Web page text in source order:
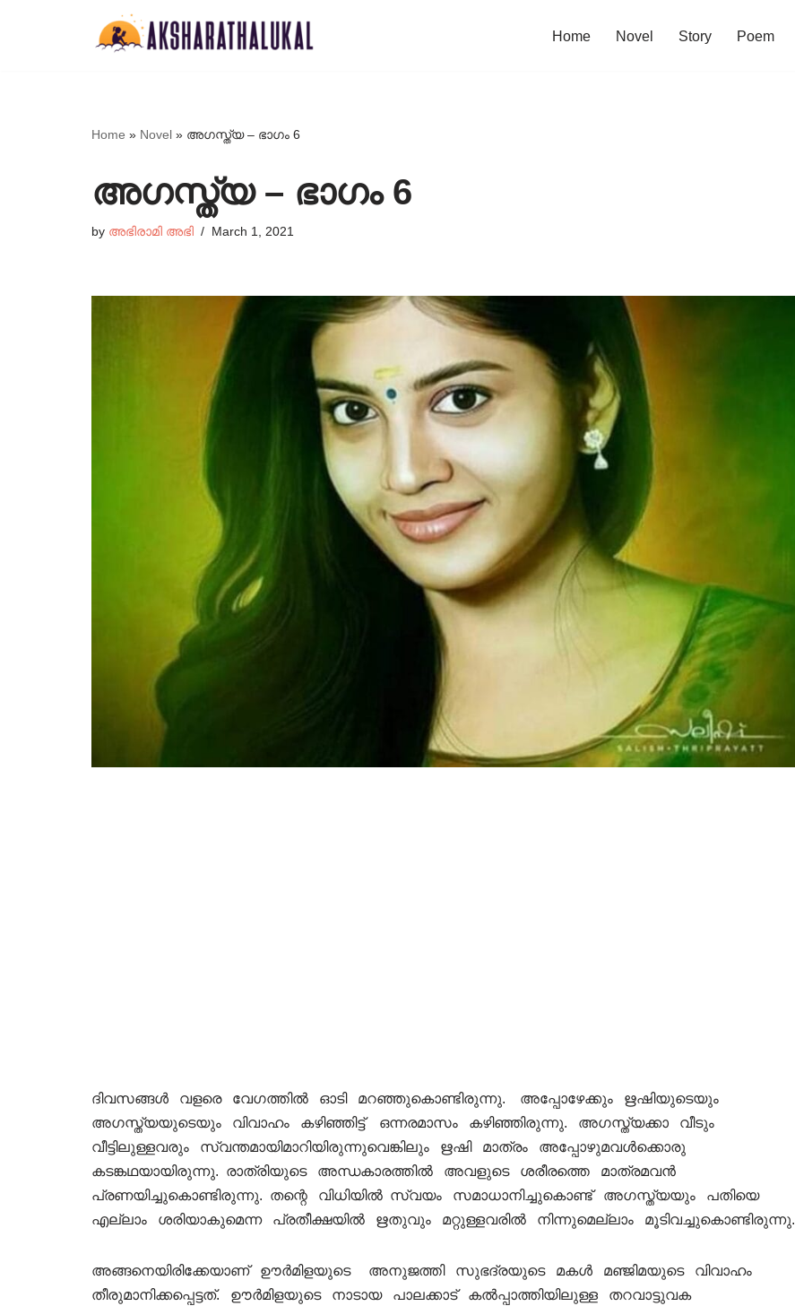
Home Novel Story Poem
Home » Novel » അഗസ്ത്യ – ഭാഗം 6
അഗസ്ത്യ – ഭാഗം 6
by അഭിരാമി അഭി March 1, 2021
ദിവസങ്ങൾ വളരെ വേഗത്തിൽ ഓടി മറഞ്ഞുകൊണ്ടിരുന്നു. അപ്പോഴേക്കും ഋഷിയുടെയും
അഗസ്ത്യയുടെയും വിവാഹം കഴിഞ്ഞിട്ട് ഒന്നരമാസം കഴിഞ്ഞിരുന്നു. അഗസ്ത്യക്കാ വീടും
വീട്ടിലുള്ളവരും സ്വന്തമായിമാറിയിരുന്നുവെങ്കിലും ഋഷി മാത്രം അപ്പോഴുമവൾക്കൊരു
കടങ്കഥയായിരുന്നു. രാത്രിയുടെ അന്ധകാരത്തിൽ അവളുടെ ശരീരത്തെ മാത്രമവൻ
പ്രണയിച്ചുകൊണ്ടിരുന്നു. തന്റെ വിധിയിൽ സ്വയം സമാധാനിച്ചുകൊണ്ട് അഗസ്ത്യയും പതിയെ
എല്ലാം ശരിയാകുമെന്ന പ്രതീക്ഷയിൽ ഋതുവും മറ്റുള്ളവരിൽ നിന്നുമെല്ലാം മൂടിവച്ചുകൊണ്ടിരുന്നു.
അങ്ങനെയിരിക്കേയാണ് ഊർമിളയുടെ അനുജത്തി സുഭദ്രയുടെ മകൾ മഞ്ജിമയുടെ വിവാഹം
തീരുമാനിക്കപ്പെട്ടത്. ഊർമിളയുടെ നാടായ പാലക്കാട്‌ കൽപ്പാത്തിയിലുള്ള തറവാട്ടുവക